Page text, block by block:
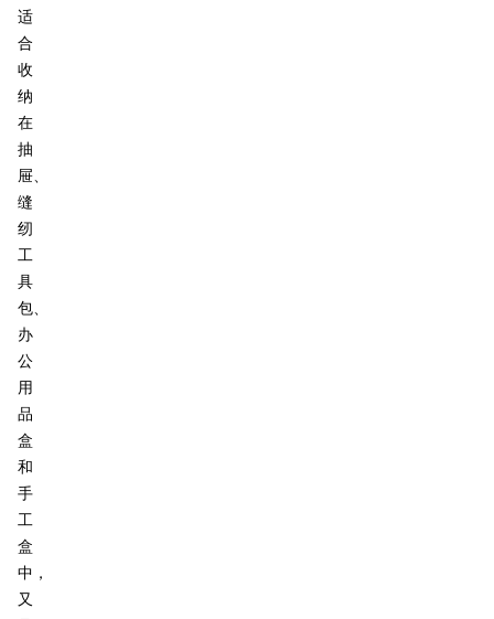
适
合
收
纳
在
抽
屉、
缝
纫
工
具
包、
办
公
用
品
盒
和
手
工
盒
中，
又